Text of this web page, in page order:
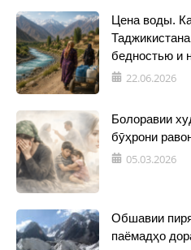
Цена воды.
бедностью и
22.06.2026
Болоравии
бӯҳрони
05.03.2026
Обшавии
паёмадҳо